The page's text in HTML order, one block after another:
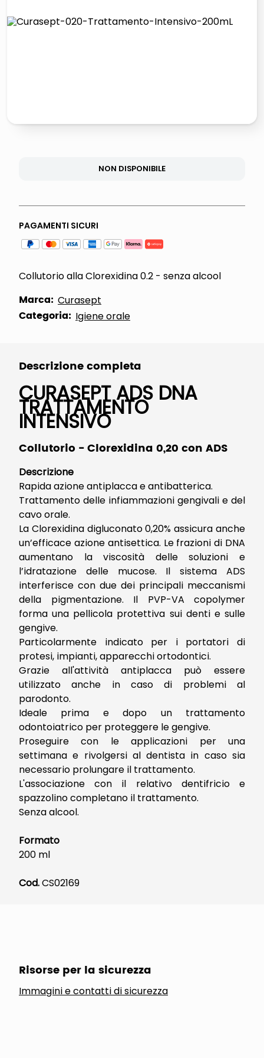
NON DISPONIBILE
PAGAMENTI SICURI
Collutorio alla Clorexidina 0.2 - senza alcool
Marca: Curasept
Categoria: Igiene orale
Descrizione completa
CURASEPT ADS DNA
TRATTAMENTO
INTENSIVO
Collutorio - Clorexidina 0,20 con ADS
Descrizione
Rapida azione antiplacca e antibatterica.
Trattamento delle infiammazioni gengivali e del
cavo orale.
La Clorexidina digluconato 0,20% assicura anche
un’efficace azione antisettica. Le frazioni di DNA
aumentano la viscosità delle soluzioni e
l’idratazione delle mucose. Il sistema ADS
interferisce con due dei principali meccanismi
della pigmentazione. Il PVP-VA copolymer
forma una pellicola protettiva sui denti e sulle
gengive.
Particolarmente indicato per i portatori di
protesi, impianti, apparecchi ortodontici.
Grazie all'attività antiplacca può essere
utilizzato anche in caso di problemi al
parodonto.
Ideale prima e dopo un trattamento
odontoiatrico per proteggere le gengive.
Proseguire con le applicazioni per una
settimana e rivolgersi al dentista in caso sia
necessario prolungare il trattamento.
L'associazione con il relativo dentifricio e
spazzolino completano il trattamento.
Senza alcool.
Formato
200 ml
Cod.CS02169
Risorse per la sicurezza
Immagini e contatti di sicurezza